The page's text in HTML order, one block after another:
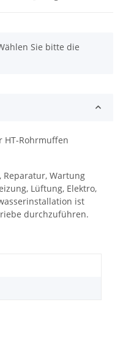
Sie bitte die
HT-Rohrmuffen
Wartung
Lüftung, Elektro,
ist
durchzuführen.